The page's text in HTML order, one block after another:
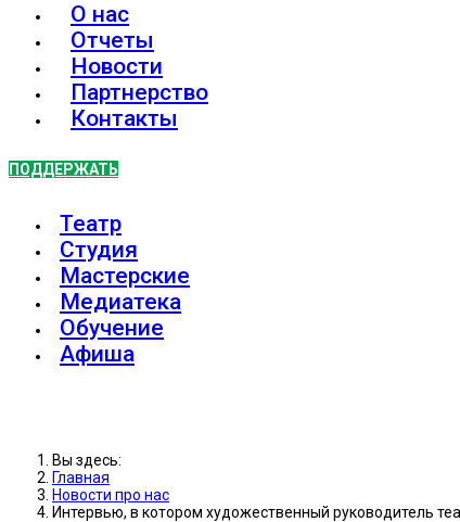
О нас
Отчеты
Новости
Партнерство
Контакты
ПОДДЕРЖАТЬ
Театр
Студия
Мастерские
Медиатека
Обучение
Афиша
Вы здесь:
Главная
Новости про нас
Интервью, в котором художественный руководитель